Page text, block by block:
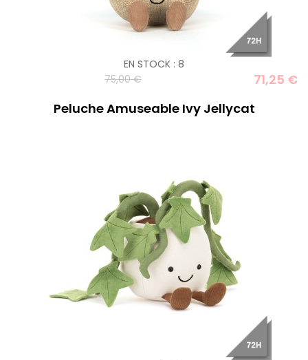
EN STOCK : 8
75,00 €
71,25 €
Peluche Amuseable Ivy Jellycat